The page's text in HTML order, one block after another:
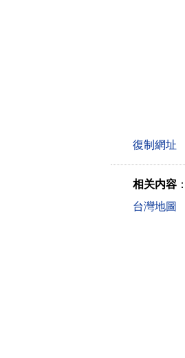
相关内容 ：
台灣地圖